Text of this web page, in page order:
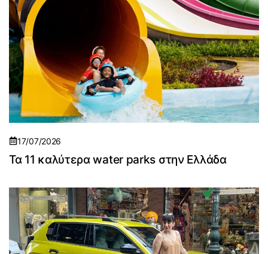
17/07/2026
Τα 11 καλύτερα water parks στην Ελλάδα